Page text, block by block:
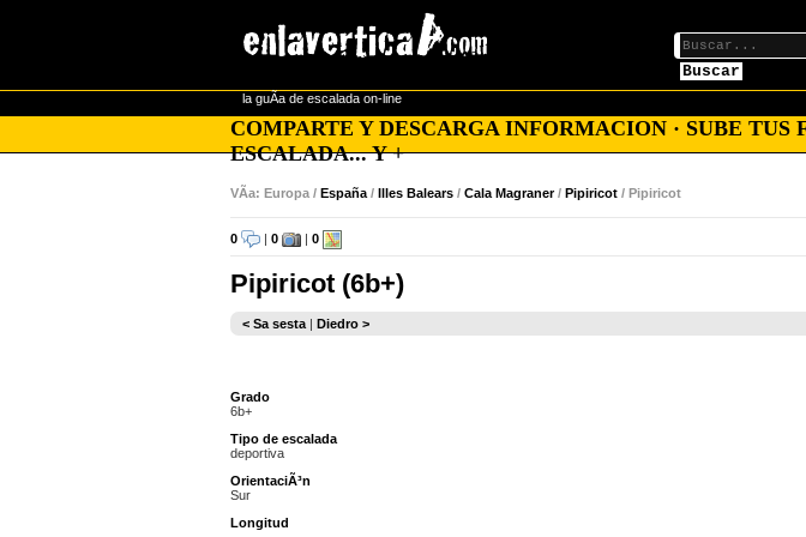
Buscar
la guÃ­a de escalada on-line
COMPARTE Y DESCARGA INFORMACION · SUBE TUS
ESCALADA... Y +
VÃ­a: Europa / España / Illes Balears / Cala Magraner/ Pipiricot / Pipiricot
0 | 0 | 0
Pipiricot (6b+)
< Sa sesta | Diedro >
Grado
6b+
Tipo de escalada
deportiva
OrientaciÃ³n
Sur
Longitud